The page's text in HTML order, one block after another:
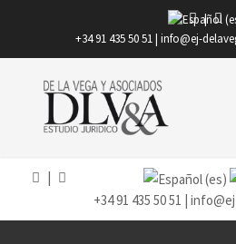
|
+34 91 435 50 51 | info@ej-
+34 91 435 50 51 |